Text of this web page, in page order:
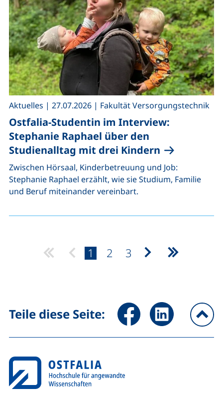
Ostfalia-Studentin im Interview:
Stephanie Raphael über den
Studienalltag mit drei Kindern
Aktuelles | 27.07.2026 | Fakultät Versorgungstechnik
Zwischen Hörsaal, Kinderbetreuung und Job:
Stephanie Raphael erzählt, wie sie Studium, Familie
und Beruf miteinander vereinbart.
Seite:
1 Seite:
2 Seite:
3
Teile diese Seite: Seite über Facebook teilen
Seite über